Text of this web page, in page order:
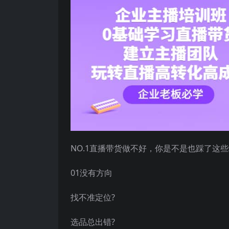
NO.1直播带货做不好，你是不是也踩了这
01没有方向
找不准定位?
选品总出错?